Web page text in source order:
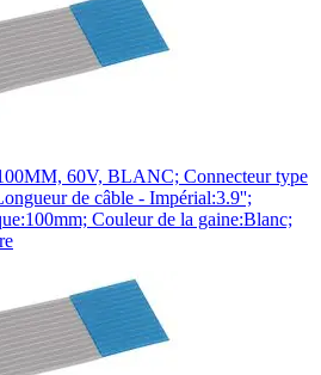
60V, BLANC; Connecteur type
de câble - Impérial:3.9'';
Couleur de la gaine:Blanc;